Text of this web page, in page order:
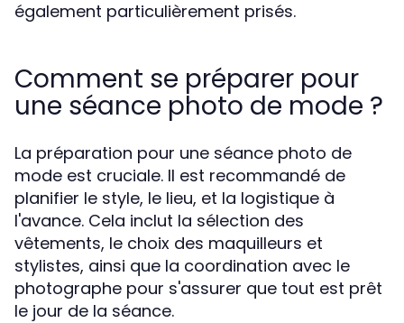
également particulièrement prisés.
Comment se préparer pour
une séance photo de mode ?
La préparation pour une séance photo de
mode est cruciale. Il est recommandé de
planifier le style, le lieu, et la logistique à
l'avance. Cela inclut la sélection des
vêtements, le choix des maquilleurs et
stylistes, ainsi que la coordination avec le
photographe pour s'assurer que tout est prêt
le jour de la séance.